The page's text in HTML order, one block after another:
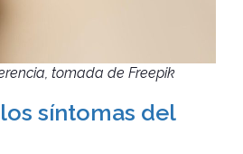
tomada de Freepik
síntomas del